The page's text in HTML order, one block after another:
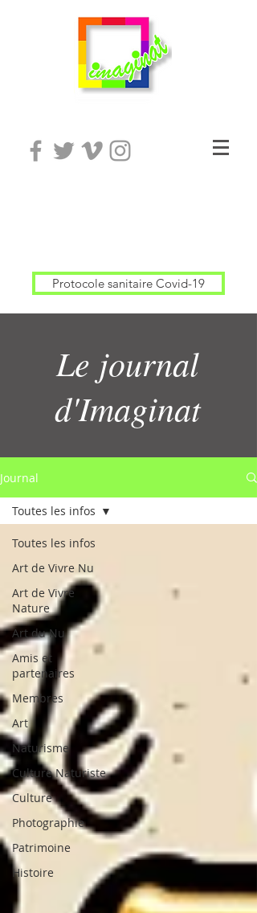
Protocole sanitaire Covid-19
Le journal
d'Imaginat
Journal
Toutes les infos
Art de Vivre Nu
Art de Vivre
Nature
Art du Nu
Amis et
partenaires
Membres
Art
Naturisme
Culture Naturiste
Culture
Photographie
Patrimoine
Histoire
Toutes les infos